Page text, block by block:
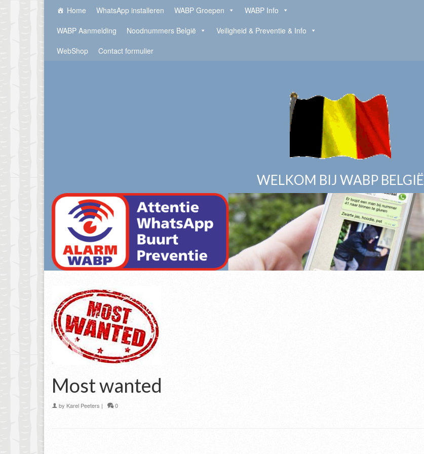
Home WhatsApp installeren WABP Groepen
WABP Info
WABP Aanmelding
Noodnummers België
Veiligheid & Preventie & Info
WebShop
Contact formulier
WELKOM BIJ WABP BELGIË
Most wanted
by Karel Peeters | 0